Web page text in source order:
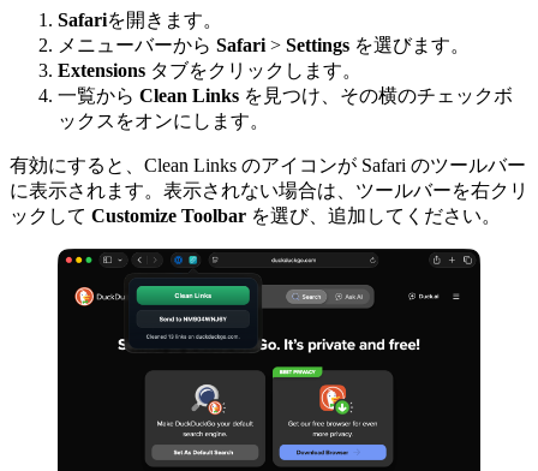
Safariを開きます。
メニューバーから Safari > Settings を選びます。
Extensions タブをクリックします。
一覧から Clean Links を見つけ、その横のチェックボ
ックスをオンにします。
有効にすると、Clean Links のアイコンが Safari のツールバー
に表示されます。表示されない場合は、ツールバーを右クリ
ックして Customize Toolbar を選び、追加してください。